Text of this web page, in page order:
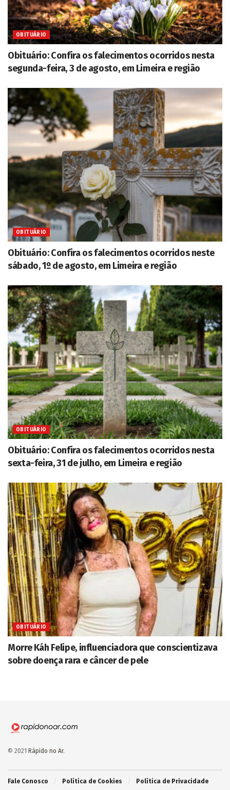
OBITUÁRIO
Obituário: Confira os falecimentos ocorridos nesta
segunda-feira, 3 de agosto, em Limeira e região
OBITUÁRIO
Obituário: Confira os falecimentos ocorridos neste
sábado, 1º de agosto, em Limeira e região
OBITUÁRIO
Obituário: Confira os falecimentos ocorridos nesta
sexta-feira, 31 de julho, em Limeira e região
OBITUÁRIO
Morre Káh Felipe, influenciadora que conscientizava
sobre doença rara e câncer de pele
© 2021 Rápido no Ar.
Fale Conosco Política de Cookies Política de Privacidade